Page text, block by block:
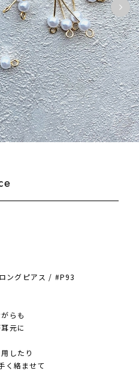
ングピアス / #P93
らも
元に
したり
く絡ませて